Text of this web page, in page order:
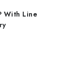
With Line